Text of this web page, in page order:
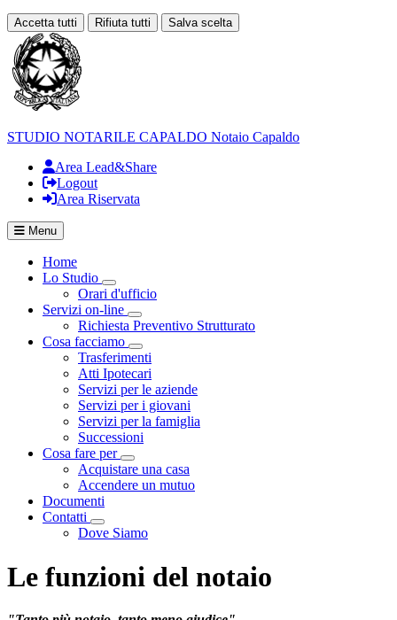
Accetta tutti Rifiuta tutti Salva scelta
Loading...
STUDIO NOTARILE CAPALDO Notaio Capaldo
Area Lead&Share
Logout
Area Riservata
Menu
Home
Lo Studio
Visualizza menù di secondo livello
Orari d'ufficio
Servizi on-line
Visualizza menù di secondo livello
Richiesta Preventivo Strutturato
Cosa facciamo
Visualizza menù di secondo livello
Trasferimenti
Atti Ipotecari
Servizi per le aziende
Servizi per i giovani
Servizi per la famiglia
Successioni
Cosa fare per
Visualizza menù di secondo livello
Acquistare una casa
Accendere un mutuo
Documenti
Contatti
Visualizza menù di secondo livello
Dove Siamo
Le funzioni del notaio